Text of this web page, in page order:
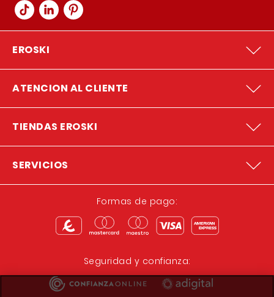
EROSKI
ATENCION AL CLIENTE
TIENDAS EROSKI
SERVICIOS
Formas de pago:
Seguridad y confianza: